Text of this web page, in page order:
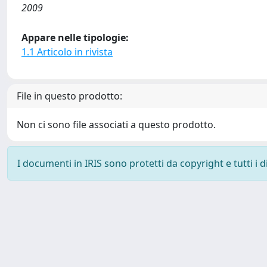
2009
Appare nelle tipologie:
1.1 Articolo in rivista
File in questo prodotto:
Non ci sono file associati a questo prodotto.
I documenti in IRIS sono protetti da copyright e tutti i